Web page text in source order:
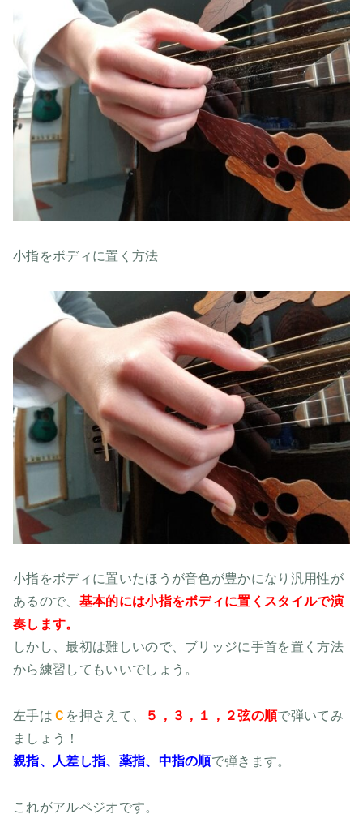
小指をボディに置く方法
小指をボディに置いたほうが音色が豊かになり汎用性が
あるので、 基本的には小指をボディに置くスタイルで演
奏します。
しかし、最初は難しいので、ブリッジに手首を置く方法
から練習してもいいでしょう。
左手は Ｃ を押さえて、 ５，３，１，２弦の順で弾いてみ
ましょう！
親指、人差し指、薬指、中指の順で弾きます。
これがアルペジオです。